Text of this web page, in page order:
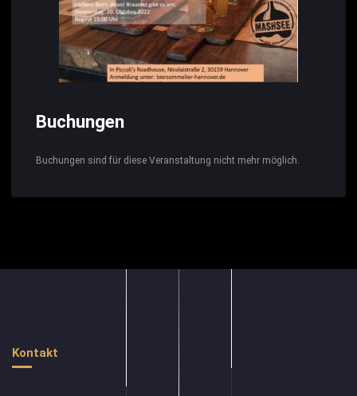
Buchungen
Buchungen sind für diese Veranstaltung nicht mehr möglich.
Kontakt